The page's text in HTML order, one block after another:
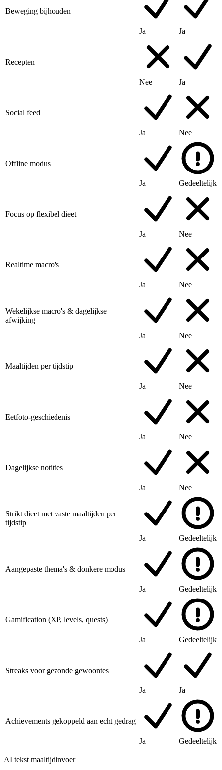
Beweging bijhouden
Ja Ja
Recepten
Nee Ja
Social feed
Ja Nee
Offline modus
Ja Gedeeltelijk
Focus op flexibel dieet
Ja Nee
Realtime macro's
Ja Nee
Wekelijkse macro's & dagelijkse
afwijking
Ja
Nee
Maaltijden per tijdstip
Ja Nee
Eetfoto-geschiedenis
Ja Nee
Dagelijkse notities
Ja Nee
Strikt dieet met vaste maaltijden per
tijdstip
Ja
Gedeeltelijk
Aangepaste thema's & donkere modus
Ja Gedeeltelijk
Gamification (XP, levels, quests)
Ja Gedeeltelijk
Streaks voor gezonde gewoontes
Ja Ja
Achievements gekoppeld aan echt gedrag
Ja Gedeeltelijk
AI tekst maaltijdinvoer